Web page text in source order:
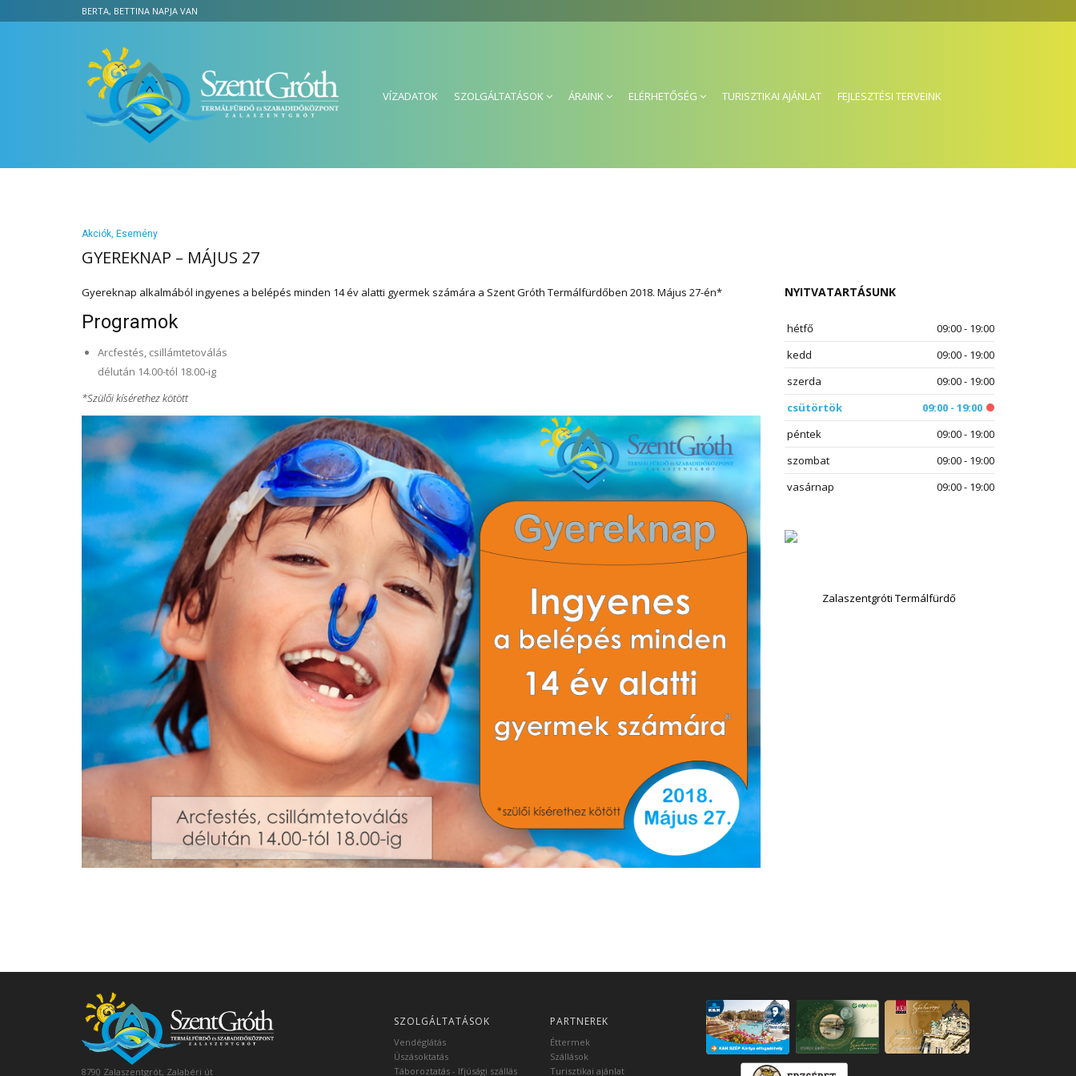
BERTA, BETTINA NAPJA VAN
VÍZADATOK SZOLGÁLTATÁSOK ÁRAINK ELÉRHETŐSÉG TURISZTIKAI AJÁNLAT FEJLESZTÉSI TERVEINK
Akciók, Esemény
GYEREKNAP – MÁJUS 27
Gyereknap alkalmából ingyenes a belépés minden 14 év alatti gyermek számára a Szent Gróth Termálfürdőben 2018. Május 27-én*
Programok
Arcfestés, csillámtetoválás
délután 14.00-tól 18.00-ig
*Szülői kísérethez kötött
NYITVATARTÁSUNK
hétfő
09:00 - 19:00
kedd
09:00 - 19:00
szerda
09:00 - 19:00
csütörtök
09:00 - 19:00
péntek
09:00 - 19:00
szombat
09:00 - 19:00
vasárnap
09:00 - 19:00
Zalaszentgróti Termálfürdő
8790 Zalaszentgrót, Zalabéri út
SZOLGÁLTATÁSOK
Vendéglátás
Úszásoktatás
Táboroztatás - Ifjúsági szállás
PARTNEREK
Éttermek
Szállások
Turisztikai ajánlat